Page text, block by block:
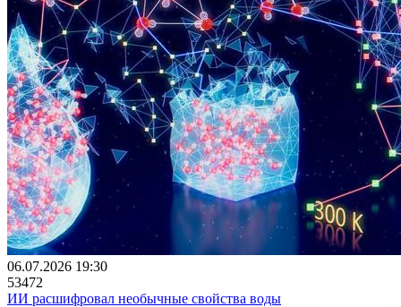
06.07.2026 19:30
53472
ИИ расшифровал необычные свойства воды